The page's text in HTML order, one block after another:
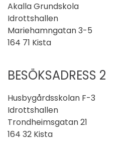
Akalla Grundskola
Idrottshallen
Mariehamngatan 3-5
164 71 Kista
BESÖKSADRESS 2
Husbygårdsskolan F-3
Idrottshallen
Trondheimsgatan 21
164 32 Kista